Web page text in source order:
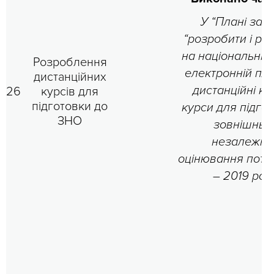
26
Розроблення
дистанційних
курсів для
підготовки до
ЗНО
У “Плані
“розробити і
на національній
електронній
дистанційні
курси для
оцінювання
– 2019